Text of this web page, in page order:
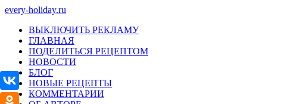
every-holiday.ru
ВЫКЛЮЧИТЬ РЕКЛАМУ
ГЛАВНАЯ
ПОДЕЛИТЬСЯ РЕЦЕПТОМ
НОВОСТИ
БЛОГ
НОВЫЕ РЕЦЕПТЫ
КОММЕНТАРИИ